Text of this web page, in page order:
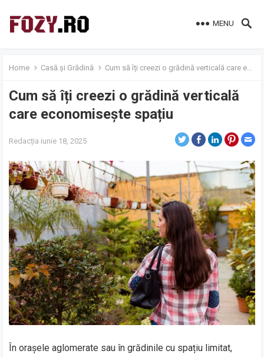
MENU
Home Casă și Grădină Cum să îți creezi o grădină verticală care economisește spațiu
Cum să îți creezi o grădină verticală
care economisește spațiu
Redacția iunie 18, 2025
În orașele aglomerate sau în grădinile cu spațiu limitat,